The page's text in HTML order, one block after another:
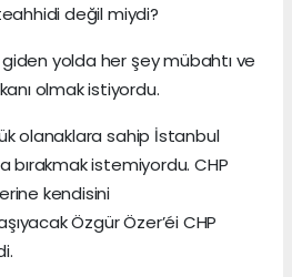
değil miydi?
yolda her şey mübahtı ve
olmak istiyordu.
olanaklara sahip İstanbul
bırakmak istemiyordu. CHP
kendisini
Özgür Özer’éi CHP